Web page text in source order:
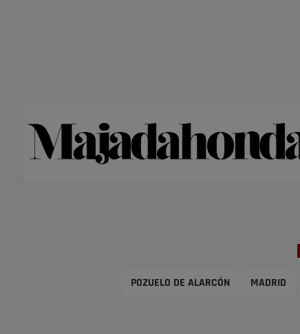
POZUELO DE ALARCÓN MADRID